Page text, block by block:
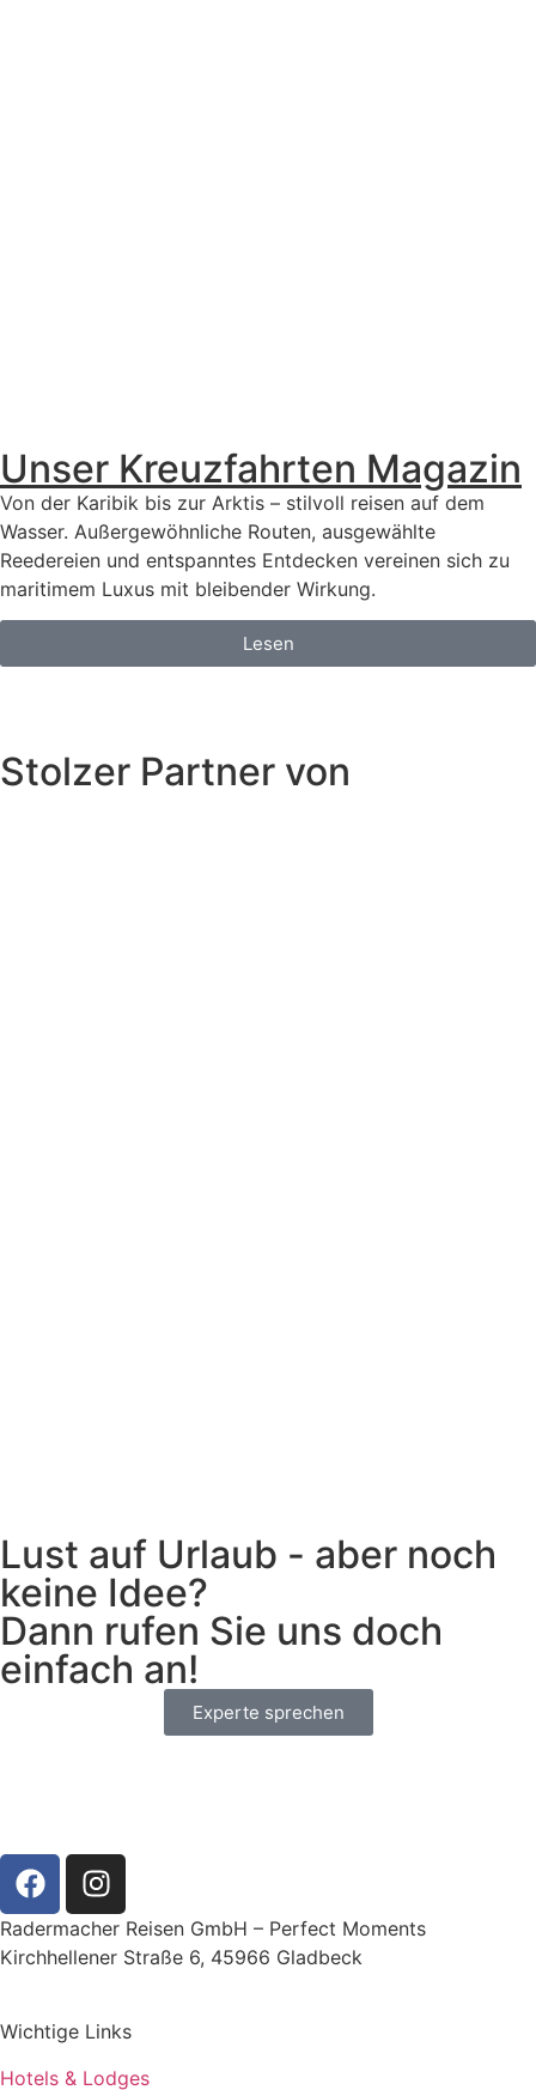
Unser Kreuzfahrten Magazin
Von der Karibik bis zur Arktis – stilvoll reisen auf dem
Wasser. Außergewöhnliche Routen, ausgewählte
Reedereien und entspanntes Entdecken vereinen sich zu
maritimem Luxus mit bleibender Wirkung.
Lesen
Stolzer Partner von
Lust auf Urlaub - aber noch
keine Idee?
Dann rufen Sie uns doch
einfach an!
Experte sprechen
Radermacher Reisen GmbH – Perfect Moments
Kirchhellener Straße 6, 45966 Gladbeck
Wichtige Links
Hotels & Lodges